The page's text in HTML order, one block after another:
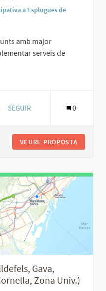
a Esplugues de
amb major
serveis de
Transport públic
18 SEGUIDORES
SEGUIR 0
VEURE PROPOSTA
Gava,
Zona Univ.)